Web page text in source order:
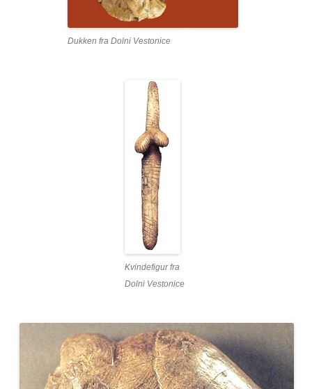
Dukken fra Dolni Vestonice
Kvindefigur fra
Dolni Vestonice